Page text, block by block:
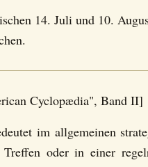
14. Juli und 10.
Cyclopædia", Band II]
im allgemeinen
oder in einer